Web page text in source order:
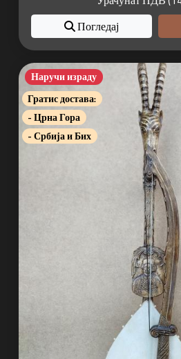
Погледај
Наручи израду
Гратис достава:
- Црна Гора
- Србија и Бих